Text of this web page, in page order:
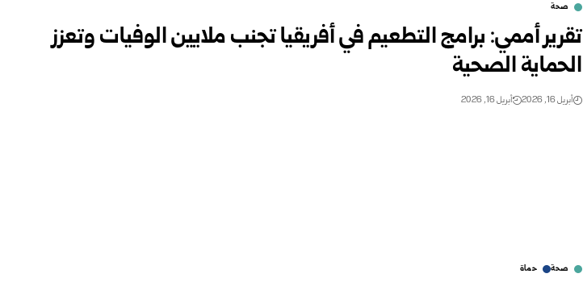
صحة
تقرير أممي: برامج التطعيم في أفريقيا تجنب ملايين الوفيات وتعزز
الحماية الصحية
أبريل 16, 2026 أبريل 16, 2026
صحة حماة